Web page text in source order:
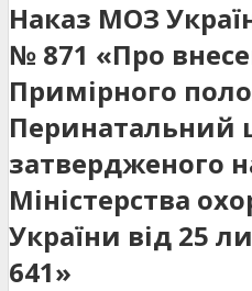
Наказ МОЗ
№ 871 «Про
Примірного
Перинатальний
затвердженого
Міністерства
України від 25
641»